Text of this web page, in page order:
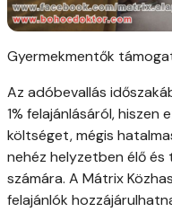
Gyermekmentők
Az adóbevallás
1% felajánlásáról, hiszen
költséget, mégis
nehéz helyzetben élő
számára. A Mátrix
felajánlók